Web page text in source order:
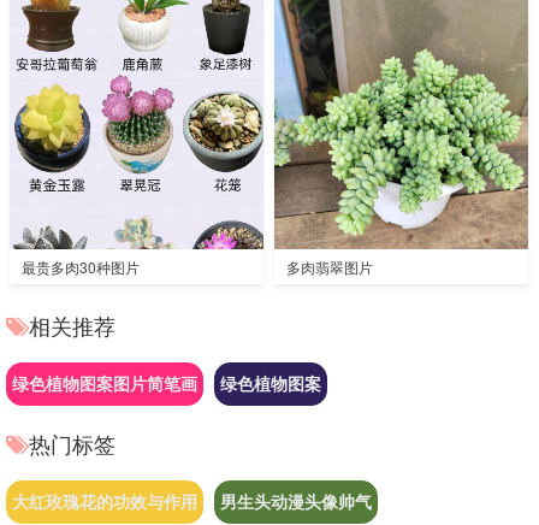
最贵多肉30种图片 多肉翡翠图片
相关推荐
绿色植物图案图片简笔画 绿色植物图案
热门标签
大红玫瑰花的功效与作用 男生头动漫头像帅气